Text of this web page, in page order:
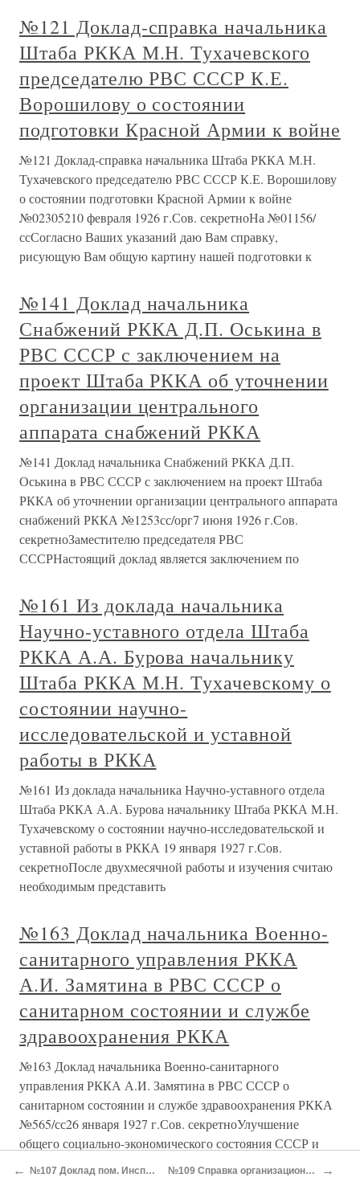
№121 Доклад-справка начальника
Штаба РККА М.Н. Тухачевского
председателю РВС СССР К.Е.
Ворошилову о состоянии
подготовки Красной Армии к войне
№121 Доклад-справка начальника Штаба РККА М.Н.
Тухачевского председателю РВС СССР К.Е. Ворошилову
о состоянии подготовки Красной Армии к войне
№02305210 февраля 1926 г.Сов. секретноНа №01156/
ссСогласно Ваших указаний даю Вам справку,
рисующую Вам общую картину нашей подготовки к
№141 Доклад начальника
Снабжений РККА Д.П. Оськина в
РВС СССР с заключением на
проект Штаба РККА об уточнении
организации центрального
аппарата снабжений РККА
№141 Доклад начальника Снабжений РККА Д.П.
Оськина в РВС СССР с заключением на проект Штаба
РККА об уточнении организации центрального аппарата
снабжений РККА №1253сс/орг7 июня 1926 г.Сов.
секретноЗаместителю председателя РВС
СССРНастоящий доклад является заключением по
№161 Из доклада начальника
Научно-уставного отдела Штаба
РККА А.А. Бурова начальнику
Штаба РККА М.Н. Тухачевскому о
состоянии научно-
исследовательской и уставной
работы в РККА
№161 Из доклада начальника Научно-уставного отдела
Штаба РККА А.А. Бурова начальнику Штаба РККА М.Н.
Тухачевскому о состоянии научно-исследовательской и
уставной работы в РККА 19 января 1927 г.Сов.
секретноПосле двухмесячной работы и изучения считаю
необходимым представить
№163 Доклад начальника Военно-
санитарного управления РККА
А.И. Замятина в РВС СССР о
санитарном состоянии и службе
здравоохранения РККА
№163 Доклад начальника Военно-санитарного
управления РККА А.И. Замятина в РВС СССР о
санитарном состоянии и службе здравоохранения РККА
№565/сс26 января 1927 г.Сов. секретноУлучшение
общего социально-экономического состояния СССР и
← №107 Доклад пом. Инспектора РККА по пехоте Н.Я. Котова Инспектору РККА С.С. Каменеву об итогах подготовки пехоты за 1924/25 год №109 Справка организационно-учетного отдела УВУЗ РККА о состоянии военно-учебных заведений Красной Армии после их реорганизации в 1924-1925 гг. →